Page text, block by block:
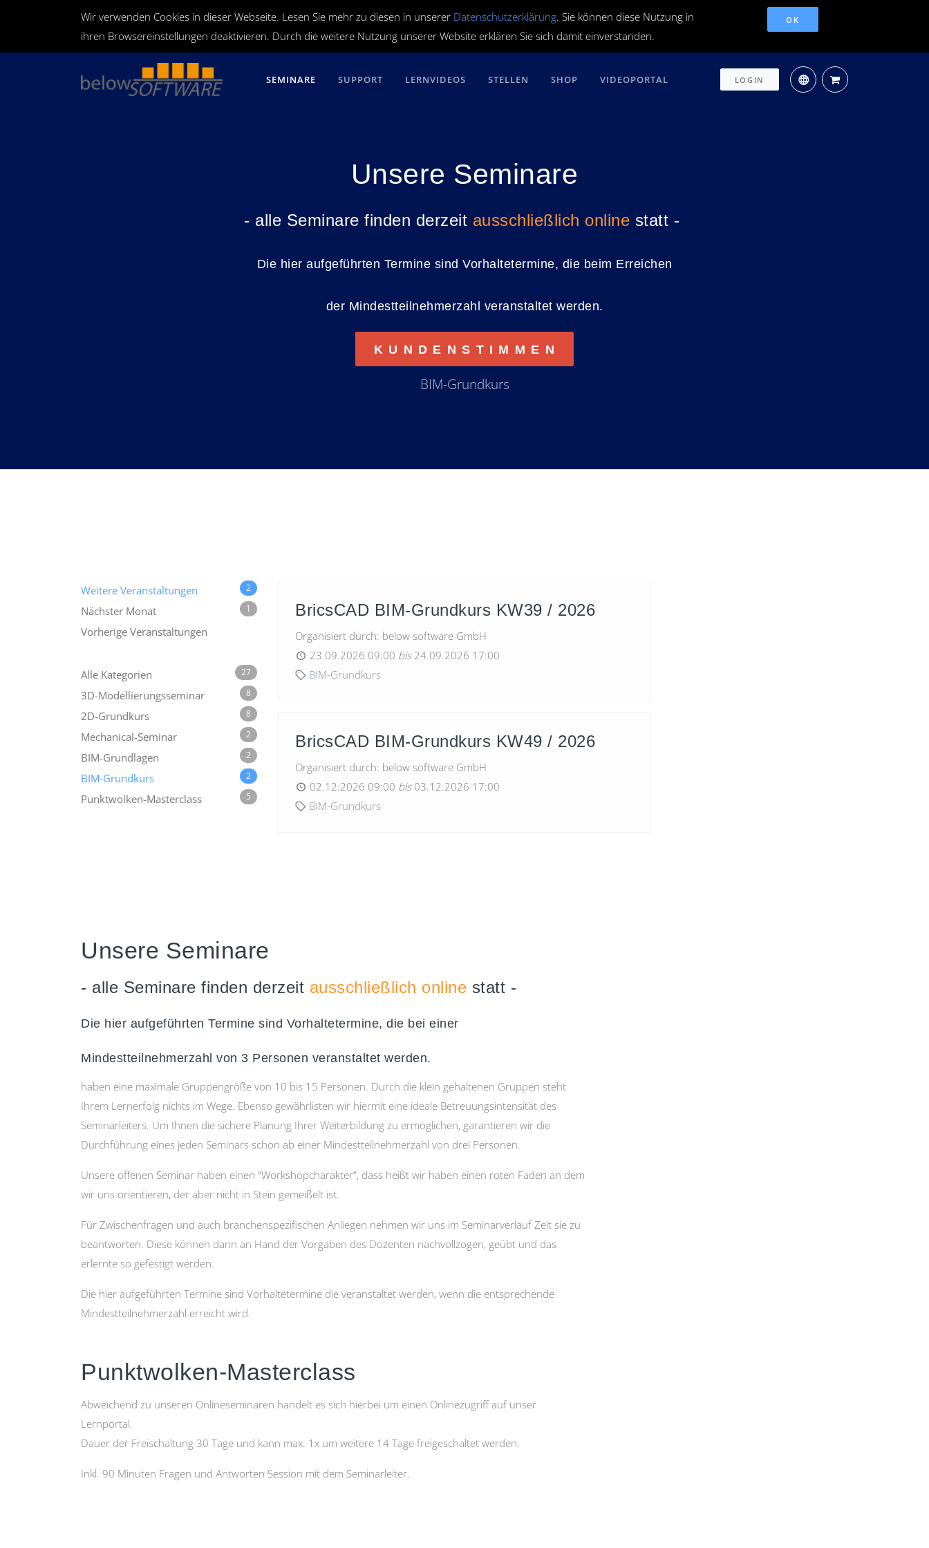
Wir verwenden Cookies in dieser Webseite. Lesen Sie mehr zu diesen in unserer Datenschutzerklärung. Sie können diese Nutzung in
ihren Browsereinstellungen deaktivieren. Durch die weitere Nutzung unserer Website erklären Sie sich damit einverstanden.
OK
SEMINARE SUPPORT LERNVIDEOS STELLEN SHOP VIDEOPORTAL LOGIN
Unsere Seminare
- alle Seminare finden derzeit ausschließlich online statt -
Die hier aufgeführten Termine sind Vorhaltetermine, die beim Erreichen
der Mindestteilnehmerzahl veranstaltet werden.
K U N D E N S T I M M E N
BIM-Grundkurs
Weitere Veranstaltungen 2
Nächster Monat 1
Vorherige Veranstaltungen
Alle Kategorien 27
3D-Modellierungsseminar 8
2D-Grundkurs 8
Mechanical-Seminar 2
BIM-Grundlagen 2
BIM-Grundkurs 2
Punktwolken-Masterclass 5
BricsCAD BIM-Grundkurs KW39 / 2026
Organisiert durch: below software GmbH
23.09.2026 09:00 bis 24.09.2026 17:00
BIM-Grundkurs
BricsCAD BIM-Grundkurs KW49 / 2026
Organisiert durch: below software GmbH
02.12.2026 09:00 bis 03.12.2026 17:00
BIM-Grundkurs
Unsere Seminare
- alle Seminare finden derzeit ausschließlich online statt -
Die hier aufgeführten Termine sind Vorhaltetermine, die bei einer
Mindestteilnehmerzahl von 3 Personen veranstaltet werden.
haben eine maximale Gruppengröße von 10 bis 15 Personen. Durch die klein gehaltenen Gruppen steht
Ihrem Lernerfolg nichts im Wege. Ebenso gewährlisten wir hiermit eine ideale Betreuungsintensität des
Seminarleiters. Um Ihnen die sichere Planung Ihrer Weiterbildung zu ermöglichen, garantieren wir die
Durchführung eines jeden Seminars schon ab einer Mindestteilnehmerzahl von drei Personen.
Unsere offenen Seminar haben einen “Workshopcharakter”, dass heißt wir haben einen roten Faden an dem
wir uns orientieren, der aber nicht in Stein gemeißelt ist.
Für Zwischenfragen und auch branchenspezifischen Anliegen nehmen wir uns im Seminarverlauf Zeit sie zu
beantworten. Diese können dann an Hand der Vorgaben des Dozenten nachvollzogen, geübt und das
erlernte so gefestigt werden.
Die hier aufgeführten Termine sind Vorhaltetermine die veranstaltet werden, wenn die entsprechende
Mindestteilnehmerzahl erreicht wird.
Punktwolken-Masterclass
Abweichend zu unseren Onlineseminaren handelt es sich hierbei um einen Onlinezugriff auf unser
Lernportal.
Dauer der Freischaltung 30 Tage und kann max. 1x um weitere 14 Tage freigeschaltet werden.
Inkl. 90 Minuten Fragen und Antworten Session mit dem Seminarleiter.